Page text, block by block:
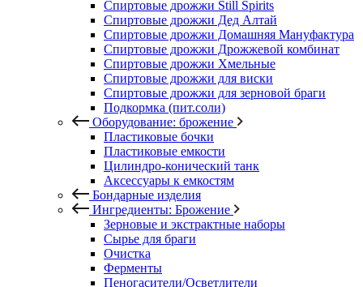
Спиртовые дрожжи Still Spirits
Спиртовые дрожжи Дед Алтай
Спиртовые дрожжи Домашняя Мануфактура
Спиртовые дрожжи Дрожжевой комбинат
Спиртовые дрожжи Хмельные
Спиртовые дрожжи для виски
Спиртовые дрожжи для зерновой браги
Подкормка (пит.соли)
Оборудование: брожение
Пластиковые бочки
Пластиковые емкости
Цилиндро-конический танк
Аксессуары к емкостям
Бондарные изделия
Ингредиенты: Брожение
Зерновые и экстрактные наборы
Сырье для браги
Очистка
Ферменты
Пеногасители/Осветлители